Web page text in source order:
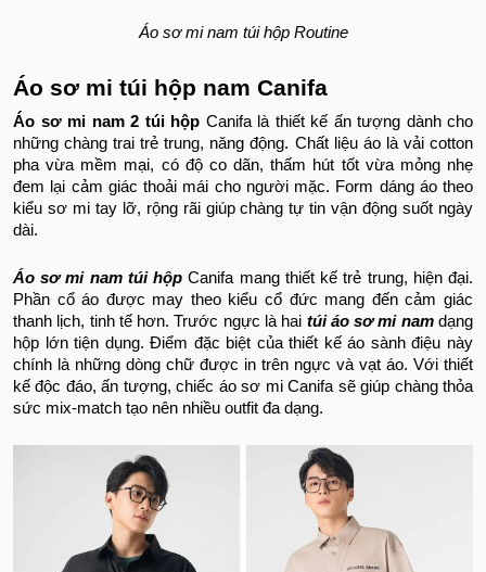
Áo sơ mi nam túi hộp Routine
Áo sơ mi túi hộp nam Canifa
Áo sơ mi nam 2 túi hộp Canifa là thiết kế ấn tượng dành cho
những chàng trai trẻ trung, năng động. Chất liệu áo là vải cotton
pha vừa mềm mại, có độ co dãn, thấm hút tốt vừa mỏng nhẹ
đem lại cảm giác thoải mái cho người mặc. Form dáng áo theo
kiểu sơ mi tay lỡ, rộng rãi giúp chàng tự tin vận động suốt ngày
dài.
Áo sơ mi nam túi hộp Canifa mang thiết kế trẻ trung, hiện đại.
Phần cổ áo được may theo kiểu cổ đức mang đến cảm giác
thanh lịch, tinh tế hơn. Trước ngực là hai túi áo sơ mi namdạng
hộp lớn tiện dụng. Điểm đặc biệt của thiết kế áo sành điệu này
chính là những dòng chữ được in trên ngực và vạt áo. Với thiết
kế độc đáo, ấn tượng, chiếc áo sơ mi Canifa sẽ giúp chàng thỏa
sức mix-match tạo nên nhiều outfit đa dạng.